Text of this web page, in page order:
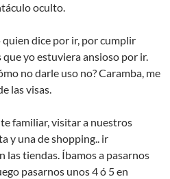
oculto.
dice por ir, por cumplir
yo estuviera ansioso por ir.
no darle uso no? Caramba, me
las visas.
familiar, visitar a nuestros
y una de shopping.. ir
las tiendas. Íbamos a pasarnos
pasarnos unos 4 ó 5 en